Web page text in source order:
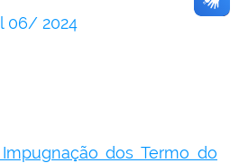
06/ 2024
dos Termo do